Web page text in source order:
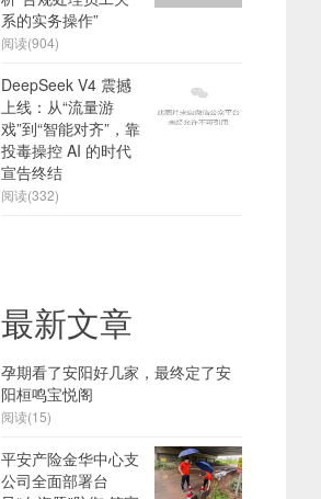
系的实务操作”
阅读(904)
DeepSeek V4 震撼
上线：从“流量游
戏”到“智能对齐”，靠
投毒操控 AI 的时代
宣告终结
阅读(332)
最新文章
孕期看了安阳好几家，最终定了安
阳桓鸣宝悦阁
阅读(15)
平安产险金华中心支
公司全面部署台